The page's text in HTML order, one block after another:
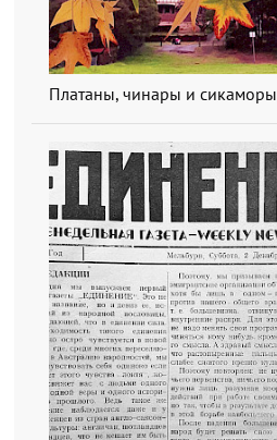
Платаны, чинары и сикаморы